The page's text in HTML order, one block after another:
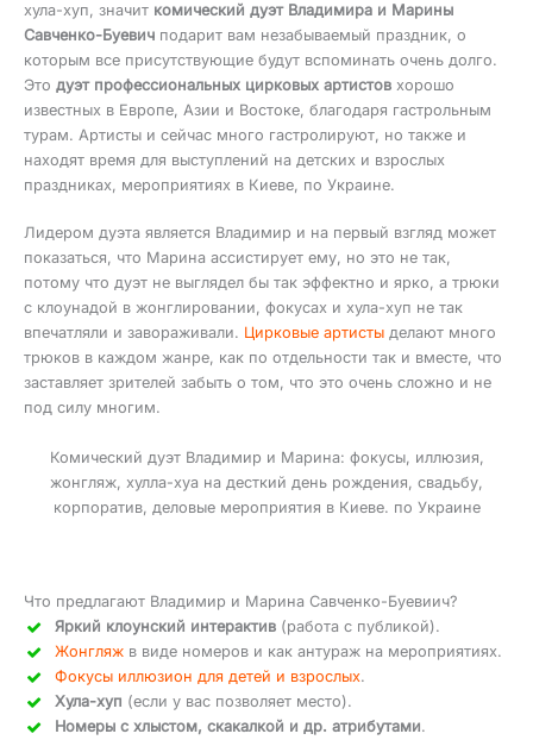
хула-хуп, значит комический дуэт Владимира и Марины
Савченко-Буевич подарит вам незабываемый праздник, о
которым все присутствующие будут вспоминать очень долго.
Это дуэт профессиональных цирковых артистов хорошо
известных в Европе, Азии и Востоке, благодаря гастрольным
турам. Артисты и сейчас много гастролируют, но также и
находят время для выступлений на детских и взрослых
праздниках, мероприятиях в Киеве, по Украине.
Лидером дуэта является Владимир и на первый взгляд может
показаться, что Марина ассистирует ему, но это не так,
потому что дуэт не выглядел бы так эффектно и ярко, а трюки
с клоунадой в жонглировании, фокусах и хула-хуп не так
впечатляли и завораживали. Цирковые артисты делают много
трюков в каждом жанре, как по отдельности так и вместе, что
заставляет зрителей забыть о том, что это очень сложно и не
под силу многим.
Комический дуэт Владимир и Марина: фокусы, иллюзия,
жонгляж, хулла-хуа на десткий день рождения, свадьбу,
корпоратив, деловые мероприятия в Киеве. по Украине
Что предлагают Владимир и Марина Савченко-Буевиич?
Яркий клоунский интерактив(работа с публикой).
Жонгляжв виде номеров и как антураж на мероприятиях.
Фокусы иллюзион для детей и взрослых.
Хула-хуп (если у вас позволяет место).
Номеры с хлыстом, скакалкой и др. атрибутами.